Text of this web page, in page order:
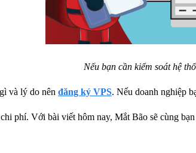
Nếu bạn cần kiểm soát hệ
và lý do nên đăng ký VPS. Nếu doanh nghiệp
phí. Với bài viết hôm nay, Mắt Bão sẽ cùng